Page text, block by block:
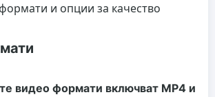
и опции за качество
видео формати включват MP4 и